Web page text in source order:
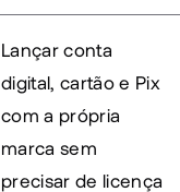
Lançar conta
digital, cartão e Pix
com a própria
marca sem
precisar de licença